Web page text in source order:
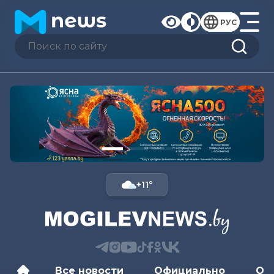
РУС
+11°
Все новости Официально